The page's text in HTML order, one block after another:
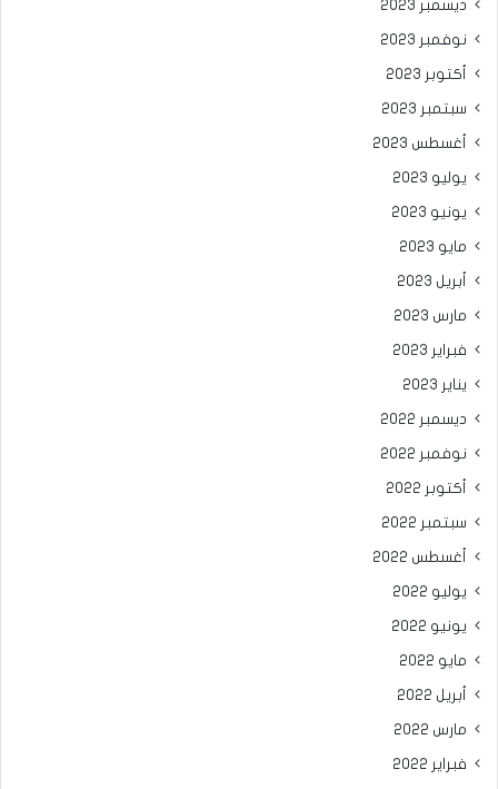
ديسمبر 2023
نوفمبر 2023
أكتوبر 2023
سبتمبر 2023
أغسطس 2023
يوليو 2023
يونيو 2023
مايو 2023
أبريل 2023
مارس 2023
فبراير 2023
يناير 2023
ديسمبر 2022
نوفمبر 2022
أكتوبر 2022
سبتمبر 2022
أغسطس 2022
يوليو 2022
يونيو 2022
مايو 2022
أبريل 2022
مارس 2022
فبراير 2022